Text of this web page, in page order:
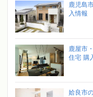
鹿児島
入情報
鹿屋市
住宅 購
姶良市